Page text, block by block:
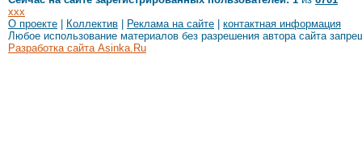
xxx
О проекте
Коллектив Реклама на сайте
контактная информация
Любое использование материалов без разрешения автора сайта
Разработка сайта Asinka.Ru